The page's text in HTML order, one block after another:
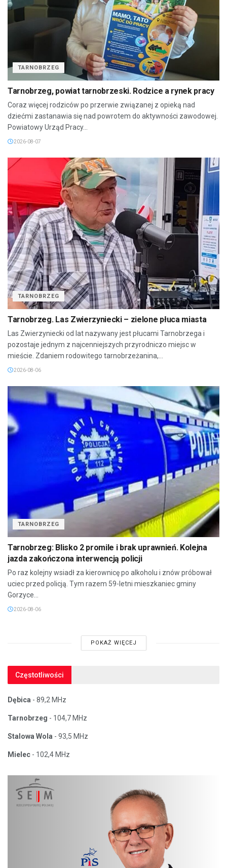
TARNOBRZEG
Tarnobrzeg, powiat tarnobrzeski. Rodzice a rynek pracy
Coraz więcej rodziców po przerwie związanej z opieką nad
dziećmi zastanawia się nad powrotem do aktywności zawodowej.
Powiatowy Urząd Pracy...
2026-08-07
TARNOBRZEG
Tarnobrzeg. Las Zwierzyniecki – zielone płuca miasta
Las Zwierzyniecki od lat nazywany jest płucami Tarnobrzega i
pozostaje jednym z najcenniejszych przyrodniczo miejsc w
mieście. Zdaniem rodowitego tarnobrzeżanina,...
2026-08-06
TARNOBRZEG
Tarnobrzeg: Blisko 2 promile i brak uprawnień. Kolejna
jazda zakończona interwencją policji
Po raz kolejny wsiadł za kierownicę po alkoholu i znów próbował
uciec przed policją. Tym razem 59-letni mieszkaniec gminy
Gorzyce...
2026-08-06
POKAŻ WIĘCEJ
Częstotliwości
Dębica - 89,2 MHz
Tarnobrzeg - 104,7 MHz
Stalowa Wola - 93,5 MHz
Mielec - 102,4 MHz